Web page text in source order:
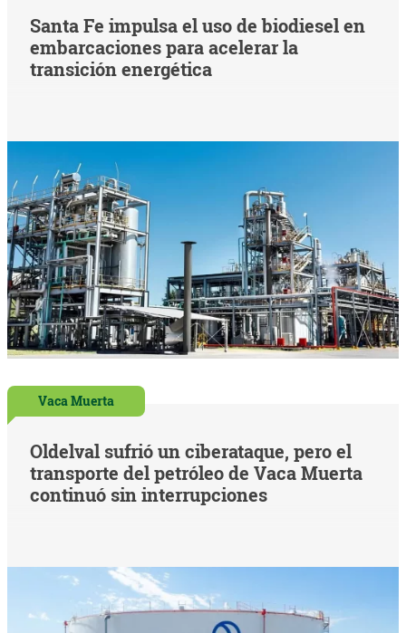
Santa Fe impulsa el uso de biodiesel en
embarcaciones para acelerar la
transición energética
Vaca Muerta
Oldelval sufrió un ciberataque, pero el
transporte del petróleo de Vaca Muerta
continuó sin interrupciones